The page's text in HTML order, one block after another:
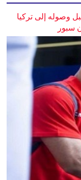
وصوله إلى تركيا
سبور